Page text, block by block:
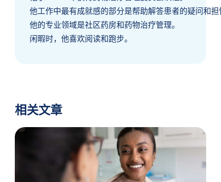
他工作中最有成就感的部分是帮助解答患者的疑问和担
他的专业领域是社区药房和药物治疗管理。
闲暇时，他喜欢阅读和跑步。
相关文章